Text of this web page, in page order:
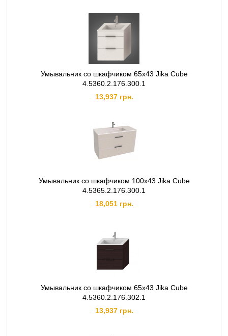
Умывальник со шкафчиком 65х43 Jika Cube
4.5360.2.176.300.1
13,937 грн.
Умывальник со шкафчиком 100х43 Jika Cube
4.5365.2.176.300.1
18,051 грн.
Умывальник со шкафчиком 65х43 Jika Cube
4.5360.2.176.302.1
13,937 грн.